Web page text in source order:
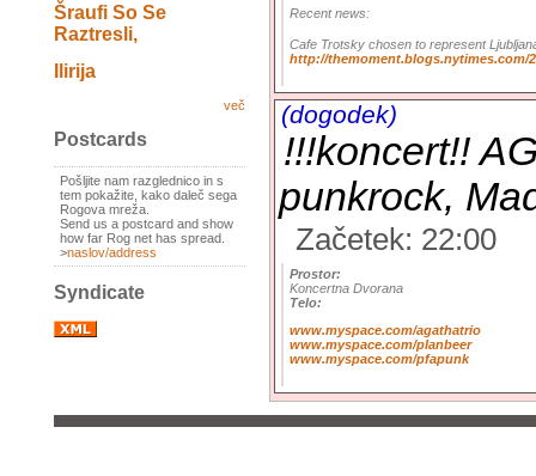
Šraufi So Se
Raztresli,
Ilirija
več
Postcards
Pošljite nam razglednico in s
tem pokažite, kako daleč sega
Rogova mreža.
Send us a postcard and show
how far Rog net has spread.
>naslov/address
Syndicate
Recent news:
Cafe Trotsky chosen to represent
http://themoment.blogs.nytimes.com/
(dogodek)
!!!koncert!!
punkrock,
Začetek: 22:00
Prostor:
Koncertna Dvorana
Telo:
www.myspace.com/agathatrio
www.myspace.com/planbeer
www.myspace.com/pfapunk